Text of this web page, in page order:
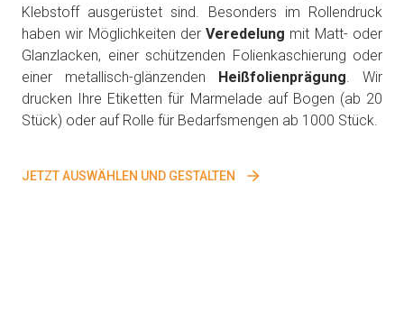
Klebstoff ausgerüstet sind. Besonders im Rollendruck
haben wir Möglichkeiten derVeredelung mit Matt- oder
Glanzlacken, einer schützenden Folienkaschierung oder
einer metallisch-glänzenden Heißfolienprägung . Wir
drucken Ihre Etiketten für Marmelade auf Bogen (ab 20
Stück) oder auf Rolle für Bedarfsmengen ab 1000 Stück.
JETZT AUSWÄHLEN UND GESTALTEN